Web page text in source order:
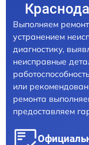
Выполняем
устранением
диагностику,
неисправные
или
ремонта
предоставляем